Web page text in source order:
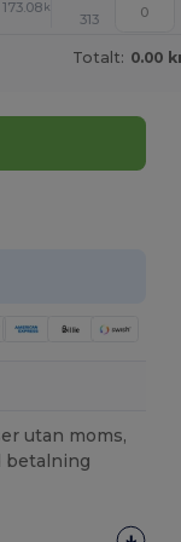
173.08 kr +
313
Totalt: 0.00
utan moms,
betalning